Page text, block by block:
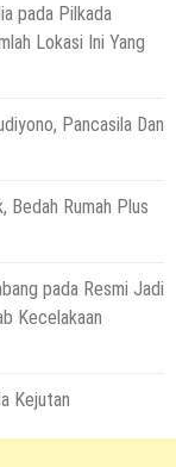
pada Pilkada
Lokasi Ini Yang
Pancasila Dan
Rumah Plus
pada Resmi Jadi
Kecelakaan
Kejutan